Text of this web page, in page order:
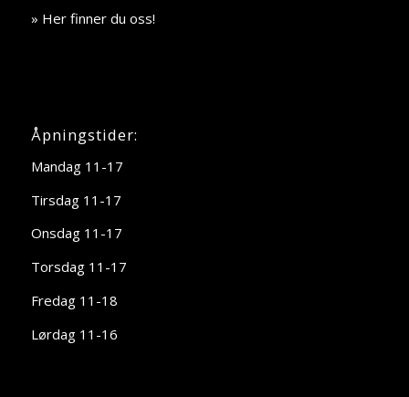
» Her finner du oss!
Åpningstider:
Mandag 11-17
Tirsdag 11-17
Onsdag 11-17
Torsdag 11-17
Fredag 11-18
Lørdag 11-16